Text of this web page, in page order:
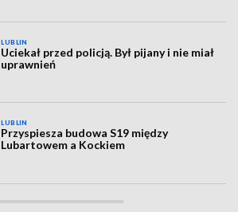
LUBLIN
Uciekał przed policją. Był pijany i nie miał
uprawnień
LUBLIN
Przyspiesza budowa S19 między
Lubartowem a Kockiem